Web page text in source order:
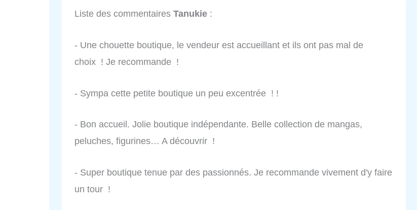
Liste des commentaires Tanukie :
- Une chouette boutique, le vendeur est accueillant et ils ont pas mal de
choix ! Je recommande !
- Sympa cette petite boutique un peu excentrée ! !
- Bon accueil. Jolie boutique indépendante. Belle collection de mangas,
peluches, figurines… A découvrir !
- Super boutique tenue par des passionnés. Je recommande vivement d'y faire
un tour !